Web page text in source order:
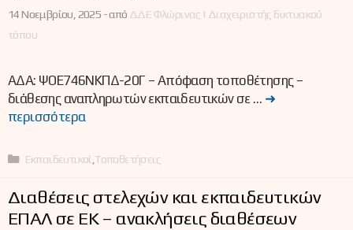
14 Νοεμβρίου, 2025 -από ΔΔΕ Φλώρινας | Διαχειριστής δικτυακού
τόπου
ΑΔΑ: ΨΟΕ746ΝΚΠΔ-20Γ – Απόφαση τοποθέτησης –
διάθεσης αναπληρωτών εκπαιδευτικών σε … ➜
περισσότερα
Κατηγορίες
Εκπαιδευτικοί Τοποθετήσεις
Διαθέσεις στελεχών και εκπαιδευτικών
ΕΠΑΛ σε ΕΚ – ανακλήσεις διαθέσεων